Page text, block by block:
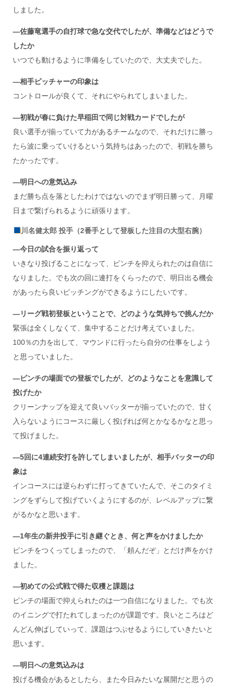
しました。
―佐藤竜選手の自打球で急な交代でしたが、準備などはどうで
したか
いつでも動けるように準備をしていたので、大丈夫でした。
―相手ピッチャーの印象は
コントロールが良くて、それにやられてしまいました。
―初戦が春に負けた早稲田で同じ対戦カードでしたが
良い選手が揃っていて力があるチームなので、それだけに勝っ
たら波に乗っていけるという気持ちはあったので、初戦を勝ち
たかったです。
―明日への意気込み
まだ勝ち点を落としたわけではないのでまず明日勝って、月曜
日まで繋げられるように頑張ります。
川名健太郎 投手（2番手として登板した注目の大型右腕）
―今日の試合を振り返って
いきなり投げることになって、ピンチを抑えられたのは自信に
なりました。でも次の回に連打をくらったので、明日出る機会
があったら良いピッチングができるようにしたいです。
―リーグ戦初登板ということで、どのような気持ちで挑んだか
緊張は全くしなくて、集中することだけ考えていました。
100％の力を出して、マウンドに行ったら自分の仕事をしよう
と思っていました。
―ピンチの場面での登板でしたが、どのようなことを意識して
投げたか
クリーンナップを迎えて良いバッターが揃っていたので、甘く
入らないようにコースに厳しく投げれば何とかなるかなと思っ
て投げました。
―5回に4連続安打を許してしまいましたが、相手バッターの印
象は
インコースには逆らわずに打ってきていたんで、そこのタイミ
ングをずらして投げていくようにするのが、レベルアップに繋
がるかなと思います。
―1年生の新井投手に引き継ぐとき、何と声をかけましたか
ピンチをつくってしまったので、「頼んだぞ」とだけ声をかけ
ました。
―初めての公式戦で得た収穫と課題は
ピンチの場面で抑えられたのは一つ自信になりました。でも次
のイニングで打たれてしまったのが課題です。良いところはど
んどん伸ばしていって、課題はつぶせるようにしていきたいと
思います。
―明日への意気込みは
投げる機会があるとしたら、また今日みたいな展開だと思うの